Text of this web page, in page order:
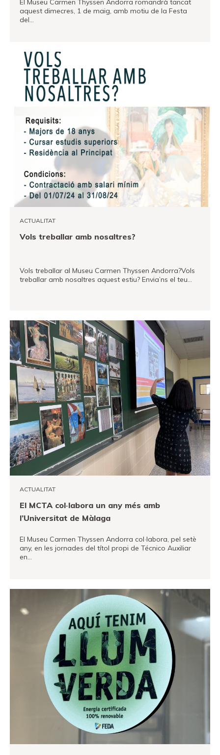
El Museu Carmen Thyssen Andorra romandrà tancat
aquest dimecres, 1 de maig, amb motiu de la Festa
del…
ACTUALITAT
Vols treballar amb nosaltres?
Vols treballar al Museu Carmen Thyssen Andorra?Vols
treballar amb nosaltres aquest estiu? Envia’ns el teu…
ACTUALITAT
El MCTA col·labora un any més amb
l’Universitat de Màlaga
El Museu Carmen Thyssen Andorra col·labora, pel setè
any, en les jornades del títol propi de Técnico Auxiliar
en…